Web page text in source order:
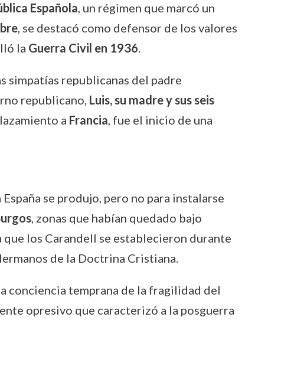
Española, un régimen que marcó un
, se destacó como defensor de los valores
la Guerra Civil en 1936.
simpatías republicanas del padre
republicano, Luis, su madre y sus seis
a Francia, fue el inicio de una
se produjo, pero no para instalarse
, zonas que habían quedado bajo
que los Carandell se establecieron durante
de la Doctrina Cristiana.
conciencia temprana de la fragilidad del
opresivo que caracterizó a la posguerra